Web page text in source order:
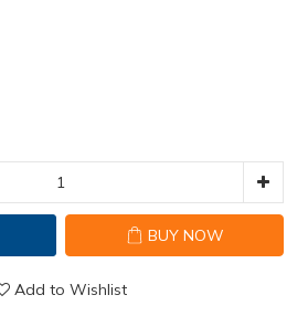
BUY NOW
Add to Wishlist